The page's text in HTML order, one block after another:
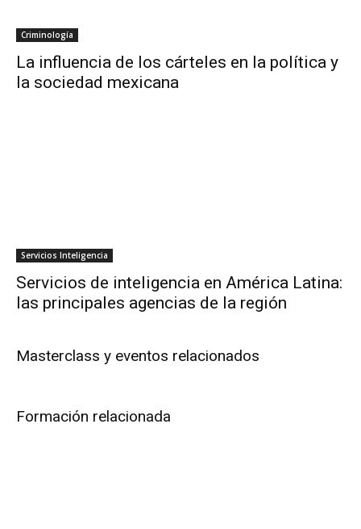
Criminología
La influencia de los cárteles en la política y
la sociedad mexicana
Servicios Inteligencia
Servicios de inteligencia en América Latina:
las principales agencias de la región
Masterclass y eventos relacionados
Formación relacionada